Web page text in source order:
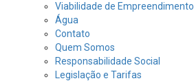
Viabilidade de Empreendimento
Água
Contato
Quem Somos
Responsabilidade Social
Legislação e Tarifas